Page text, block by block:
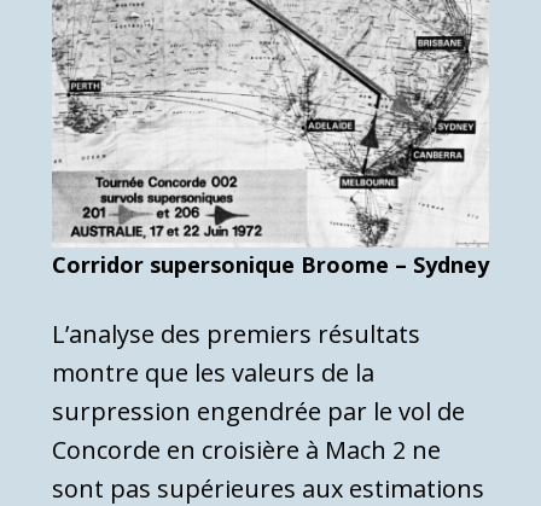
Corridor supersonique Broome – Sydney
L’analyse des premiers résultats
montre que les valeurs de la
surpression engendrée par le vol de
Concorde en croisière à Mach 2 ne
sont pas supérieures aux estimations